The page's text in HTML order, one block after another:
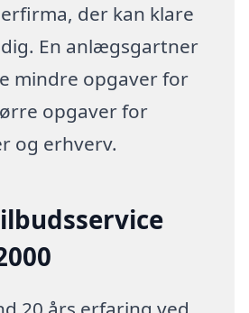
der kan klare
En anlægsgartner
mindre opgaver for
opgaver for
og erhverv.